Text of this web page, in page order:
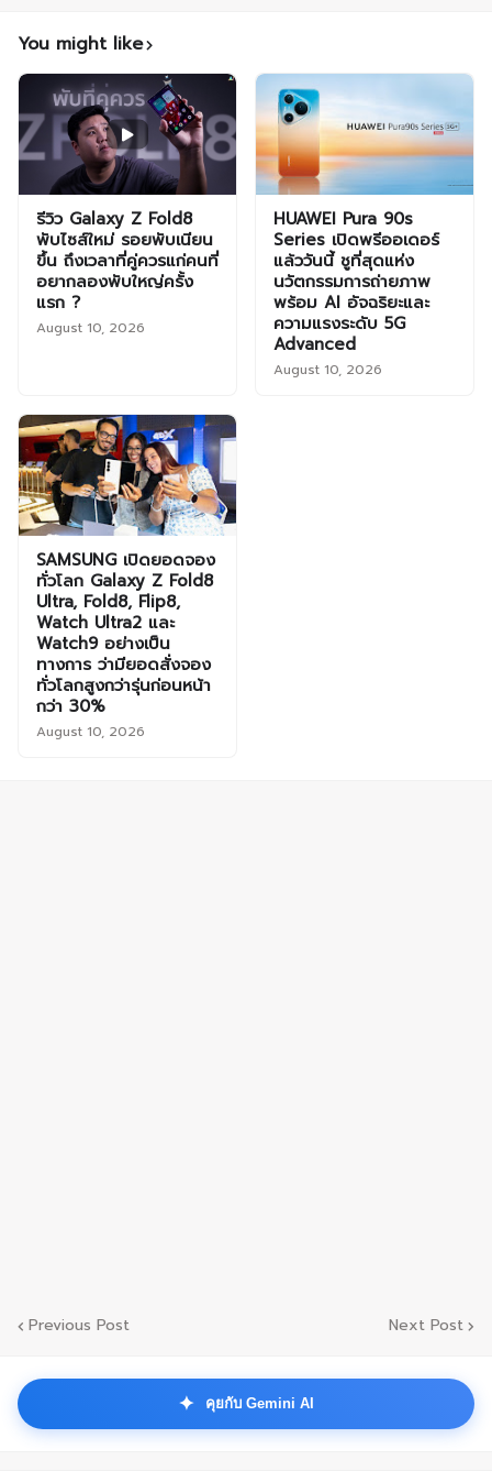
You might like
รีวิว Galaxy Z Fold8
พับไซส์ใหม่ รอยพับเนียน
ขึ้น ถึงเวลาที่คู่ควรแก่คนที่
อยากลองพับใหญ่ครั้ง
แรก ?
August 10, 2026
HUAWEI Pura 90s
Series เปิดพรีออเดอร์
แล้ววันนี้ ชูที่สุดแห่ง
นวัตกรรมการถ่ายภาพ
พร้อม AI อัจฉริยะและ
ความแรงระดับ 5G
Advanced
August 10, 2026
SAMSUNG เปิดยอดจอง
ทั่วโลก Galaxy Z Fold8
Ultra, Fold8, Flip8,
Watch Ultra2 และ
Watch9 อย่างเป็น
ทางการ ว่ามียอดสั่งจอง
ทั่วโลกสูงกว่ารุ่นก่อนหน้า
กว่า 30%
August 10, 2026
Previous Post Next Post
✦ คุยกับ Gemini AI